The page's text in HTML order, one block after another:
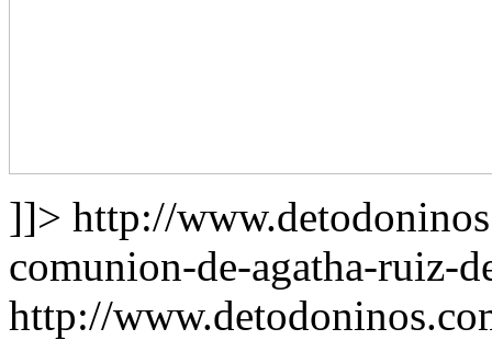
]]> http://
comunion-de-agatha-ruiz-
http://